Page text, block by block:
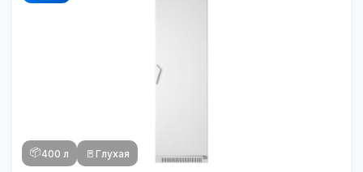
📦400 л 🚪 Глухая